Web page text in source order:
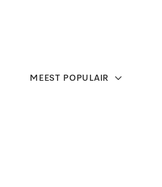
MEEST POPULAIR